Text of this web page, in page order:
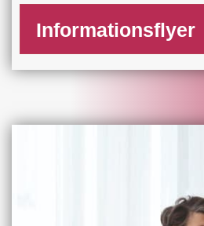
Informationsflyer